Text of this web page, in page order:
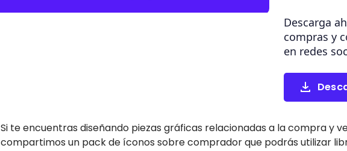
Descarga
compras y
en redes
Si te encuentras diseñando piezas gráficas relacionadas a la compra y
compartimos un pack de íconos sobre comprador que podrás utilizar